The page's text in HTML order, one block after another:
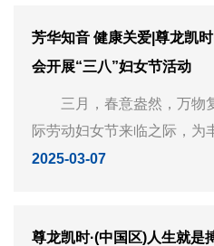
芳华知音 健康关爱|尊龙凯时
会开展“三八”妇女节活动
三月，春意盎然，万物复
际劳动妇女节来临之际，为
化生活，展现新时代女性奋
2025-03-07
尊龙凯时·(中国区)人生